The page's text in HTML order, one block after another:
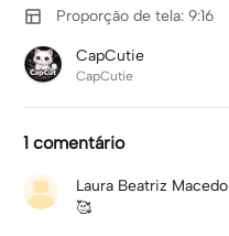
Proporção de tela: 9:16
CapCutie
CapCutie
1 comentário
Laura Beatriz Macedo
🥰